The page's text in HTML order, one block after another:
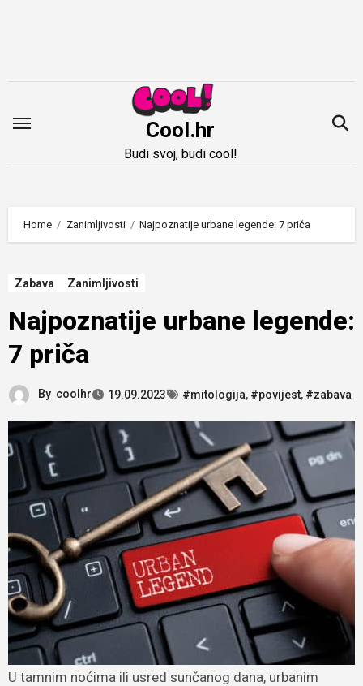
Cool.hr
Budi svoj, budi cool!
Home Zanimljivosti Najpoznatije urbane legende: 7 priča
Zabava Zanimljivosti
Najpoznatije urbane legende:
7 priča
By coolhr 19.09.2023 #mitologija, #povijest, #zabava
U tamnim noćima ili usred sunčanog dana, urbanim